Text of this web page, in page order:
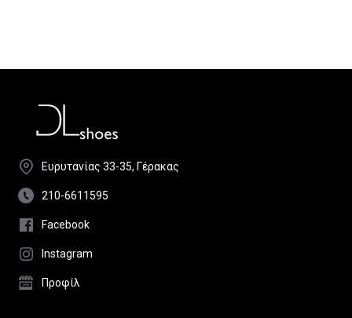
Ευρυτανίας 33-35, Γέρακας
210-6611595
Facebook
Instagram
Προφίλ